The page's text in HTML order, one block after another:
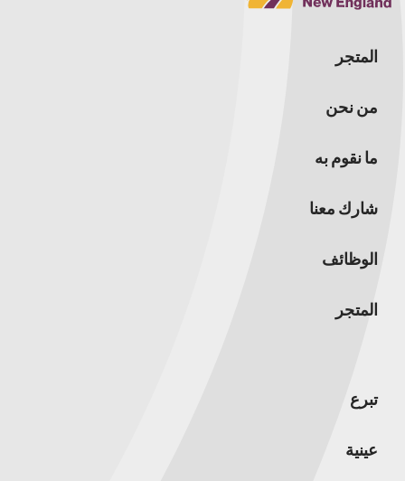
المتجر
من نحن
ما نقوم به
شارك معنا
الوظائف
المتجر
تبرع
عينية